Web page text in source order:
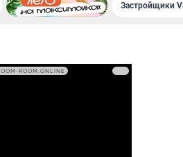
Застройщики
ROOM.ONLINE